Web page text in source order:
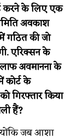
करने के लिए एक
अवकाश
गठित की जो
एरिक्सन के
अवमानना के
के
गिरफ्तार किया
हैं?
जब आशा